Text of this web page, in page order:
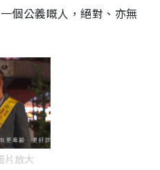
個公義嘅人，絕對、亦無
片放大